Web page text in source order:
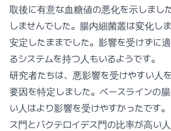
取後に有意な血糖値の悪化を示しまし
しませんでした。腸内細菌叢は変化し
安定したままでした。影響を受けずに
るシステムを持つ人もいるようです。
研究者たちは、悪影響を受けやすい人
要因を特定しました。ベースラインの
い人はより影響を受けやすかったです
ス門とバクテロイデス門の比率が高